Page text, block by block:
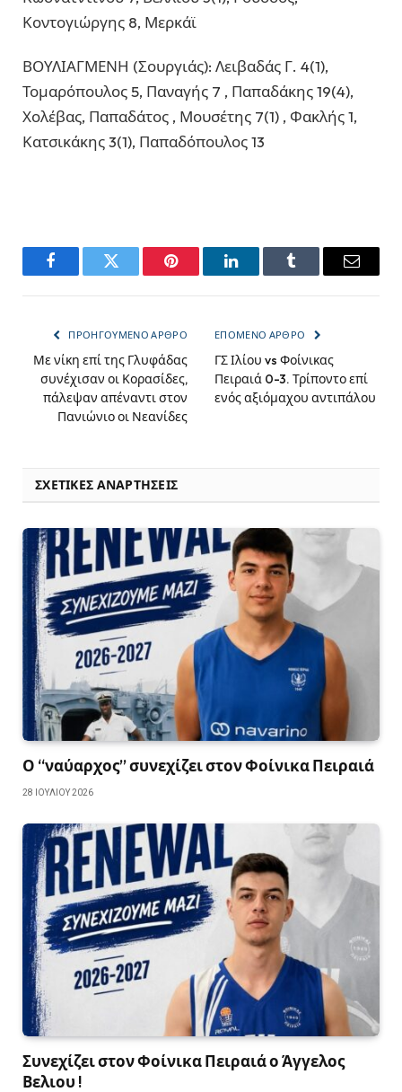
Κοντογιώργης 8, Μερκάϊ
ΒΟΥΛΙΑΓΜΕΝΗ (Σουργιάς): Λειβαδάς Γ. 4(1),
Τομαρόπουλος 5, Παναγής 7 , Παπαδάκης 19(4),
Χολέβας, Παπαδάτος , Μουσέτης 7(1) , Φακλής 1,
Κατσικάκης 3(1), Παπαδόπουλος 13
FacebookTwitter Pinterest LinkedInTumblr Email
ΠΡΟΗΓΟΎΜΕΝΟ ΆΡΘΡΟ
Με νίκη επί της Γλυφάδας
συνέχισαν οι Κορασίδες,
πάλεψαν απέναντι στον
Πανιώνιο οι Νεανίδες
ΕΠΌΜΕΝΟ ΆΡΘΡΟ
ΓΣ Ιλίου vs Φοίνικας
Πειραιά 0-3. Τρίποντο επί
ενός αξιόμαχου αντιπάλου
ΣΧΕΤΙΚΈΣ ΑΝΑΡΤΉΣΕΙΣ
Ο “ναύαρχος” συνεχίζει στον Φοίνικα Πειραιά
28 ΙΟΥΛΊΟΥ 2026
Συνεχίζει στον Φοίνικα Πειραιά ο Άγγελος
Βελιου !